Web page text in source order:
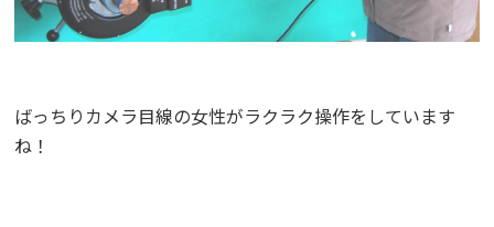
ばっちりカメラ目線の女性がラクラク操作をしています
ね！